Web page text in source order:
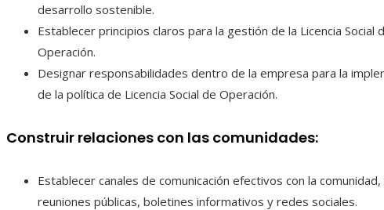
desarrollo sostenible.
Establecer principios claros para la gestión de la Licencia Social
Operación.
Designar responsabilidades dentro de la empresa para la
de la política de Licencia Social de Operación.
Construir relaciones con las comunidades:
Establecer canales de comunicación efectivos con la comunidad,
reuniones públicas, boletines informativos y redes sociales.